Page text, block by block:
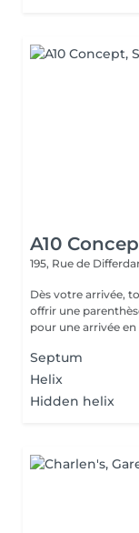
A10
195, Rue de
Dès votre arrivée,
offrir une parenthèse d'exception
pour une arrivée en
Septum
Helix
Hidden helix